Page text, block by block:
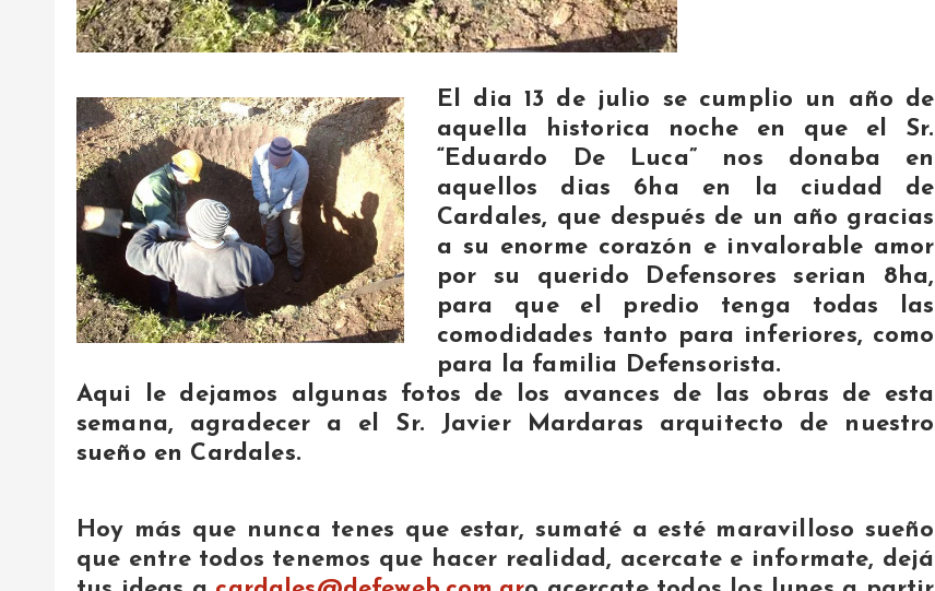
El dia 13 de julio se cumplio un año de
aquella historica noche en que el Sr.
“Eduardo De Luca” nos donaba en
aquellos dias 6ha en la ciudad de
Cardales, que después de un año gracias
a su enorme corazón e invalorable amor
por su querido Defensores serian 8ha,
para que el predio tenga todas las
comodidades tanto para inferiores, como
para la familia Defensorista.
Aqui le dejamos algunas fotos de los avances de las obras de esta
semana, agradecer a el Sr. Javier Mardaras arquitecto de nuestro
sueño en Cardales.
Hoy más que nunca tenes que estar, sumaté a esté maravilloso sueño
que entre todos tenemos que hacer realidad, acercate e informate, dejá